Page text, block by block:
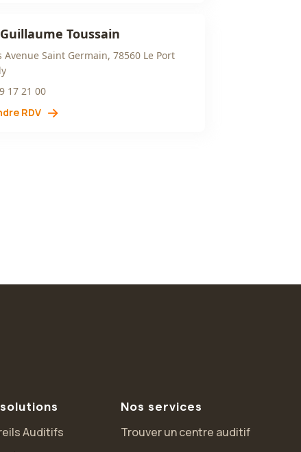
Toussain
Avenue Saint Germain, 78560 Le Port
17 21 00
RDV
Auditifs
Nos services
Trouver un centre auditif